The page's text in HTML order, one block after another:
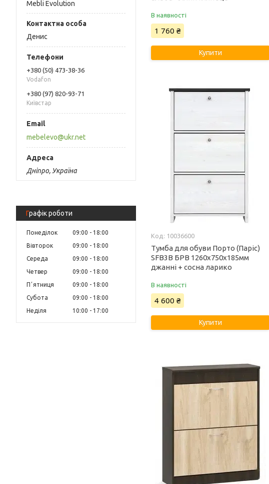
Mebli Evolution
Денис
+380 (50) 473-38-36
Vodafon
+380 (97) 820-93-71
Київстар
mebelevo@ukr.net
Дніпро, Україна
Графік роботи
Понеділок 09:00
18:00
Вівторок
09:00
18:00
Середа
09:00
18:00
Четвер
09:00
18:00
Пʼятниця
09:00
18:00
Субота
09:00
18:00
Неділя
10:00 17:00
В наявності
1 760 ₴
Купити
10036600
Тумба для обуви Порто (Паріс)
SFB3B БРВ 1260х750х185мм
джанні + сосна ларико
В наявності
4 600 ₴
Купити